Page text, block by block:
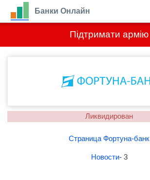
Підтримати армію
Банки Онлайн
Ликвидирован
Страница Фортуна-банк
Новости- 3